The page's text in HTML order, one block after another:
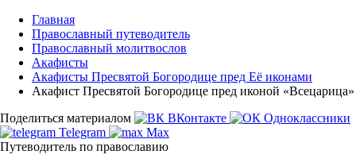
Главная
Православный путеводитель
Православный молитвослов
Акафисты
Акафисты Пресвятой Богородице пред Её иконами
Акафист Пресвятой Богородице пред иконой «Всецарица»
Поделиться материалом
ВКонтакте
Одноклассники
Telegram
Max
Путеводитель по православию